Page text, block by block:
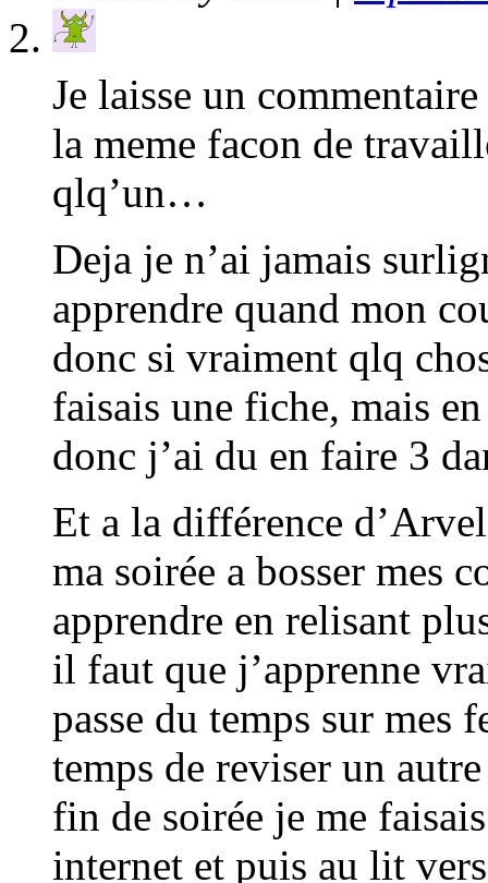
Je laisse un
la meme facon de
qlq’un…
Deja je n’ai jamais
apprendre quand mon
donc si vraiment qlq
faisais une fiche, mais
donc j’ai du en faire 3
Et a la différence
ma soirée a bosser mes
apprendre en relisant
il faut que j’apprenne
passe du temps sur
temps de reviser un
fin de soirée je me
internet et puis au lit